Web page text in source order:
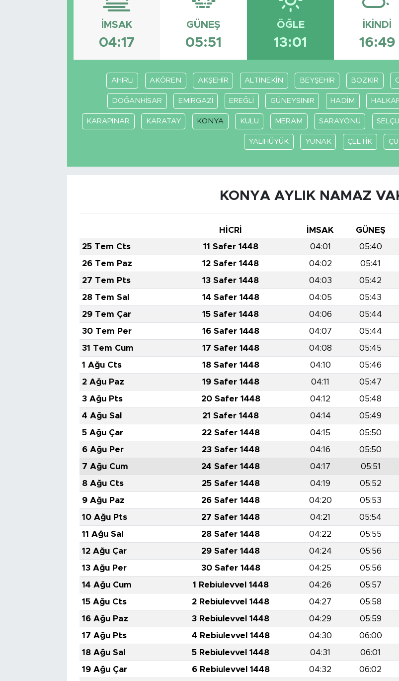
İMSAK
04:17
GÜNEŞ
05:51
ÖĞLE
13:01
İKINDI
16:49
AHIRLI AKÖREN AKŞEHİR ALTINEKİN BEYŞEHİR BOZKIR
DOĞANHİSAR EMİRGAZİ EREĞLİ GÜNEYSINIR HADİM
KARAPINAR KARATAY KONYA KULU MERAM SARAYÖNÜ
YALIHÜYÜK YUNAK ÇELTİK
KONYA AYLIK NAMAZ
HİCRİ İMSAK GÜNEŞ
25 Tem Cts
11 Safer 1448 04:01 05:40
26 Tem Paz
12 Safer 1448 04:02 05:41
27 Tem Pts
13 Safer 1448 04:03 05:42
28 Tem Sal
14 Safer 1448 04:05 05:43
29 Tem Çar
15 Safer 1448 04:06 05:44
30 Tem Per
16 Safer 1448 04:07 05:44
31 Tem Cum
17 Safer 1448 04:08 05:45
1 Ağu Cts
18 Safer 1448 04:10 05:46
2 Ağu Paz
19 Safer 1448 04:11 05:47
3 Ağu Pts
20 Safer 1448 04:12 05:48
4 Ağu Sal
21 Safer 1448 04:14 05:49
5 Ağu Çar
22 Safer 1448 04:15 05:50
6 Ağu Per
23 Safer 1448 04:16 05:50
7 Ağu Cum
24 Safer 1448 04:17 05:51
8 Ağu Cts
25 Safer 1448 04:19 05:52
9 Ağu Paz
26 Safer 1448 04:20 05:53
10 Ağu Pts
27 Safer 1448 04:21 05:54
11 Ağu Sal
28 Safer 1448 04:22 05:55
12 Ağu Çar
29 Safer 1448 04:24 05:56
13 Ağu Per
30 Safer 1448 04:25 05:56
14 Ağu Cum
1 Rebiulevvel 1448 04:26 05:57
15 Ağu Cts
2 Rebiulevvel 1448 04:27 05:58
16 Ağu Paz
3 Rebiulevvel 1448 04:29 05:59
17 Ağu Pts
4 Rebiulevvel 1448 04:30 06:00
18 Ağu Sal
5 Rebiulevvel 1448 04:31 06:01
19 Ağu Çar
6 Rebiulevvel 1448 04:32 06:02